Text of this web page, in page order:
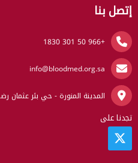
إتصل بنا
+966 50 301 1830
info@bloodmed.org.sa
المدينة المنورة - حي بئر عثمان
تجدنا على